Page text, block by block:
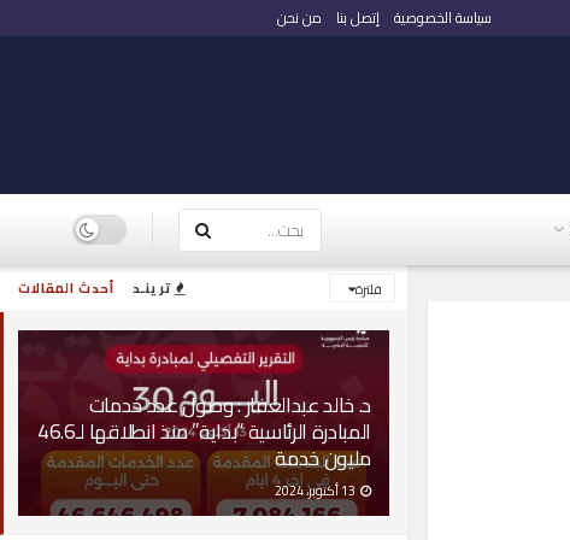
أحدث المقالات ترينـد فلترة
د. خالد عبدالغفار : وصول عدد خدمات
المبادرة الرئاسية “بداية” منذ انطلاقها لـ46.6
مليون خدمة
سياسة الخصوصية إتصل بنا من نحن